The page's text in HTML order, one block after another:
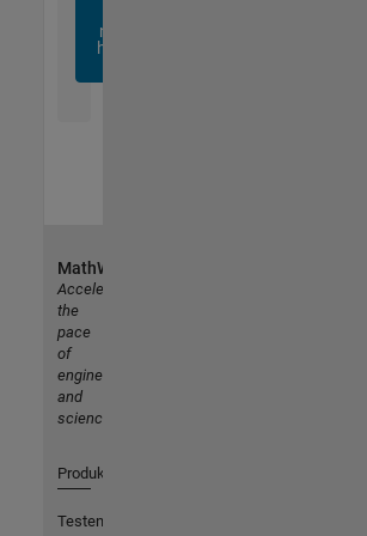
noch
heute
MathWorks
Accelerating
the
pace
of
engineering
and
science
Produkte
Testen oder Kaufen